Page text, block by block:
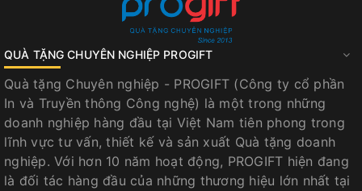
QUÀ TẶNG CHUYÊN NGHIỆP PROGIFT
Quà tặng Chuyên nghiệp - PROGIFT (Công ty cổ phần
In và Truyền thông Công nghệ) là một trong những
doanh nghiệp hàng đầu tại Việt Nam tiên phong trong
lĩnh vực tư vấn, thiết kế và sản xuất Quà tặng doanh
nghiệp. Với hơn 10 năm hoạt động, PROGIFT hiện đang
là đối tác hàng đầu của những thương hiệu lớn nhất tại